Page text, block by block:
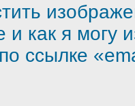
и как я могу
ссылке